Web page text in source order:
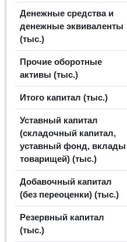
Денежные средства и
денежные эквиваленты
(тыс.)
Прочие оборотные
активы (тыс.)
Итого капитал (тыс.)
Уставный капитал
(складочный капитал,
уставный фонд, вклады
товарищей) (тыс.)
Добавочный капитал
(без переоценки) (тыс.)
Резервный капитал
(тыс.)